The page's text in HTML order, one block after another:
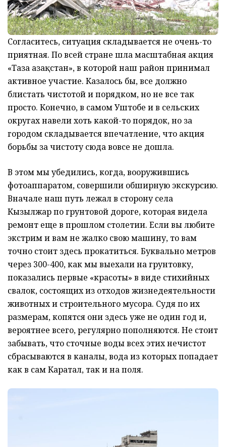
Согласитесь, ситуация складывается не очень-то
приятная. По всей стране шла масштабная акция
«Таза Қазақстан», в которой наш район принимал
активное участие. Казалось бы, все должно
блистать чистотой и порядком, но не все так
просто. Конечно, в самом Уштобе и в сельских
округах навели хоть какой-то порядок, но за
городом складывается впечатление, что акция
борьбы за чистоту сюда вовсе не дошла.
В этом мы убедились, когда, вооружившись
фотоаппаратом, совершили обширную экскурсию.
Вначале наш путь лежал в сторону села
Кызылжар по грунтовой дороге, которая видела
ремонт еще в прошлом столетии. Если вы любите
экстрим и вам не жалко свою машину, то вам
точно стоит здесь прокатиться. Буквально метров
через 300-400, как мы выехали на грунтовку,
показались первые «красоты» в виде стихийных
свалок, состоящих из отходов жизнедеятельности
животных и строительного мусора. Судя по их
размерам, копятся они здесь уже не один год и,
вероятнее всего, регулярно пополняются. Не стоит
забывать, что сточные воды всех этих нечистот
сбрасываются в каналы, вода из которых попадает
как в сам Каратал, так и на поля.